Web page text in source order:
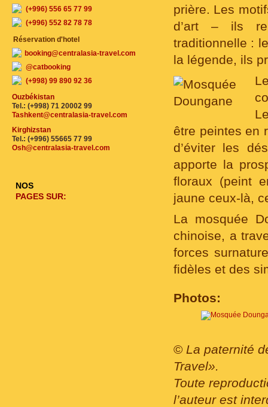
prière. Les
d’art – ils
traditionnelle :
la légende, ils
être peintes en
d’éviter les
apporte la
floraux (peint
jaune ceux-là,
La mosquée
chinoise, a
forces
fidèles et des
Photos:
© La paternité
Travel».
Toute
l’auteur est
(+996) 556 65 77 99
(+996) 552 82 78 78
Réservation d'hotel
booking@centralasia-travel.com
@catbooking
(+998) 99 890 92 36
Ouzbékistan
Tel.: (+998) 71 20002 99
Tashkent@centralasia-travel.com
Kirghizstan
Tel.: (+996) 55665 77 99
Osh@centralasia-travel.com
NOS
PAGES SUR: